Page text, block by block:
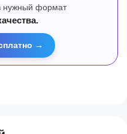
нужный формат
→